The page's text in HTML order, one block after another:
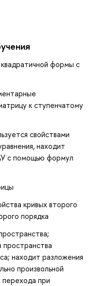
формы с
к ступенчатому
свойствами
находит
с помощью формул
кривых второго
порядка
находит разложения
произвольной
при